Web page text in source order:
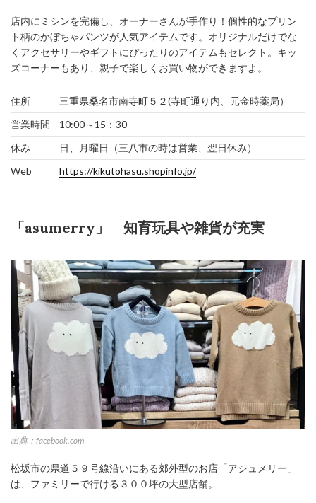
店内にミシンを完備し、オーナーさんが手作り！個性的なプリン
ト柄のかぼちゃパンツが人気アイテムです。オリジナルだけでな
くアクセサリーやギフトにぴったりのアイテムもセレクト。キッ
ズコーナーもあり、親子で楽しくお買い物ができますよ。
住所
三重県桑名市南寺町５２(寺町通り内、元金時薬局）
営業時間
10:00～15：30
休み
日、月曜日（三八市の時は営業、翌日休み）
Web
https://kikutohasu.shopinfo.jp/
「asumerry」 知育玩具や雑貨が充実
出典：facebook.com
松坂市の県道５９号線沿いにある郊外型のお店「アシュメリー」
は、ファミリーで行ける３００坪の大型店舗。